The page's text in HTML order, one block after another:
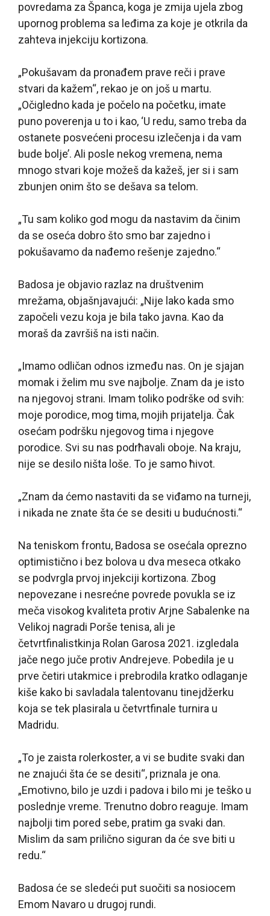
povredama za Španca, koga je zmija ujela zbog
upornog problema sa leđima za koje je otkrila da
zahteva injekciju kortizona.
„Pokušavam da pronađem prave reči i prave
stvari da kažem“, rekao je on još u martu.
„Očigledno kada je počelo na početku, imate
puno poverenja u to i kao, ‘U redu, samo treba da
ostanete posvećeni procesu izlečenja i da vam
bude bolje’. Ali posle nekog vremena, nema
mnogo stvari koje možeš da kažeš, jer si i sam
zbunjen onim što se dešava sa telom.
„Tu sam koliko god mogu da nastavim da činim
da se oseća dobro što smo bar zajedno i
pokušavamo da nađemo rešenje zajedno.“
Badosa je objavio razlaz na društvenim
mrežama, objašnjavajući: „Nije lako kada smo
započeli vezu koja je bila tako javna. Kao da
moraš da završiš na isti način.
„Imamo odličan odnos između nas. On je sjajan
momak i želim mu sve najbolje. Znam da je isto
na njegovoj strani. Imam toliko podrške od svih:
moje porodice, mog tima, mojih prijatelja. Čak
osećam podršku njegovog tima i njegove
porodice. Svi su nas podrћavali oboje. Na kraju,
nije se desilo ništa loše. To je samo ћivot.
„Znam da ćemo nastaviti da se viđamo na turneji,
i nikada ne znate šta će se desiti u budućnosti.“
Na teniskom frontu, Badosa se osećala oprezno
optimistično i bez bolova u dva meseca otkako
se podvrgla prvoj injekciji kortizona. Zbog
nepovezane i nesrećne povrede povukla se iz
meča visokog kvaliteta protiv Arjne Sabalenke na
Velikoj nagradi Porše tenisa, ali je
četvrtfinalistkinja Rolan Garosa 2021. izgledala
jače nego juče protiv Andrejeve. Pobedila je u
prve četiri utakmice i prebrodila kratko odlaganje
kiše kako bi savladala talentovanu tinejdžerku
koja se tek plasirala u četvrtfinale turnira u
Madridu.
„To je zaista rolerkoster, a vi se budite svaki dan
ne znajući šta će se desiti“, priznala je ona.
„Emotivno, bilo je uzdi i padova i bilo mi je teško u
poslednje vreme. Trenutno dobro reaguje. Imam
najbolji tim pored sebe, pratim ga svaki dan.
Mislim da sam prilično siguran da će sve biti u
redu.“
Badosa će se sledeći put suočiti sa nosiocem
Emom Navaro u drugoj rundi.